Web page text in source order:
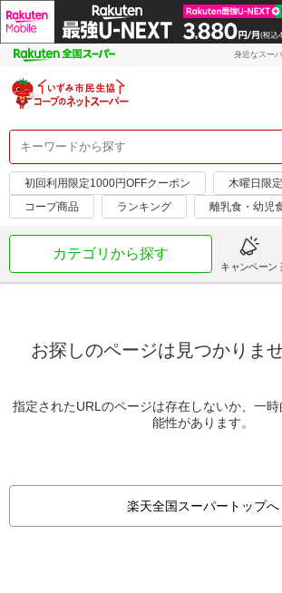
身近なスー
初回利用限定1000円OFFクーポン
木曜日限
コープ商品
ランキング 離乳食・幼児
カテゴリから探す
キャンペーン
お探しのページは見つかりま
指定されたURLのページは存在しないか、一
能性があります。
楽天全国スーパートップへ